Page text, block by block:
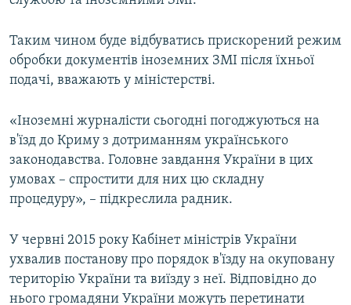
Таким чином буде відбуватись прискорений режим
обробки документів іноземних ЗМІ після їхньої
подачі, вважають у міністерстві.
«Іноземні журналісти сьогодні погоджуються на
в'їзд до Криму з дотриманням українського
законодавства. Головне завдання України в цих
умовах – спростити для них цю складну
процедуру», – підкреслила радник.
У червні 2015 року Кабінет міністрів України
ухвалив постанову про порядок в'їзду на окуповану
територію України та виїзду з неї. Відповідно до
нього громадяни України можуть перетинати